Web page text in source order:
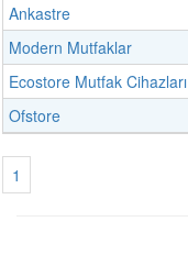
Ankastre
Modern Mutfaklar
Ecostore Mutfak Cihazları
Ofstore
1